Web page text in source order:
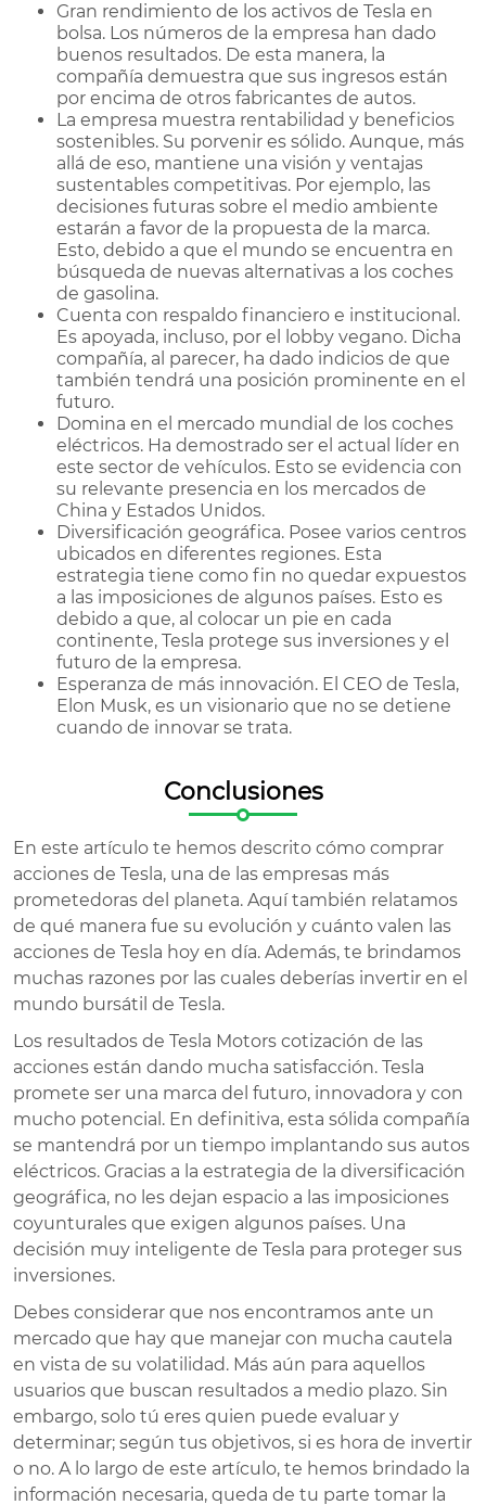
Gran rendimiento de los activos de Tesla en
bolsa. Los números de la empresa han dado
buenos resultados. De esta manera, la
compañía demuestra que sus ingresos están
por encima de otros fabricantes de autos.
La empresa muestra rentabilidad y beneficios
sostenibles. Su porvenir es sólido. Aunque, más
allá de eso, mantiene una visión y ventajas
sustentables competitivas. Por ejemplo, las
decisiones futuras sobre el medio ambiente
estarán a favor de la propuesta de la marca.
Esto, debido a que el mundo se encuentra en
búsqueda de nuevas alternativas a los coches
de gasolina.
Cuenta con respaldo financiero e institucional.
Es apoyada, incluso, por el lobby vegano. Dicha
compañía, al parecer, ha dado indicios de que
también tendrá una posición prominente en el
futuro.
Domina en el mercado mundial de los coches
eléctricos. Ha demostrado ser el actual líder en
este sector de vehículos. Esto se evidencia con
su relevante presencia en los mercados de
China y Estados Unidos.
Diversificación geográfica. Posee varios centros
ubicados en diferentes regiones. Esta
estrategia tiene como fin no quedar expuestos
a las imposiciones de algunos países. Esto es
debido a que, al colocar un pie en cada
continente, Tesla protege sus inversiones y el
futuro de la empresa.
Esperanza de más innovación. El CEO de Tesla,
Elon Musk, es un visionario que no se detiene
cuando de innovar se trata.
Conclusiones
En este artículo te hemos descrito cómo comprar
acciones de Tesla, una de las empresas más
prometedoras del planeta. Aquí también relatamos
de qué manera fue su evolución y cuánto valen las
acciones de Tesla hoy en día. Además, te brindamos
muchas razones por las cuales deberías invertir en el
mundo bursátil de Tesla.
Los resultados de Tesla Motors cotización de las
acciones están dando mucha satisfacción. Tesla
promete ser una marca del futuro, innovadora y con
mucho potencial. En definitiva, esta sólida compañía
se mantendrá por un tiempo implantando sus autos
eléctricos. Gracias a la estrategia de la diversificación
geográfica, no les dejan espacio a las imposiciones
coyunturales que exigen algunos países. Una
decisión muy inteligente de Tesla para proteger sus
inversiones.
Debes considerar que nos encontramos ante un
mercado que hay que manejar con mucha cautela
en vista de su volatilidad. Más aún para aquellos
usuarios que buscan resultados a medio plazo. Sin
embargo, solo tú eres quien puede evaluar y
determinar; según tus objetivos, si es hora de invertir
o no. A lo largo de este artículo, te hemos brindado la
información necesaria, queda de tu parte tomar la